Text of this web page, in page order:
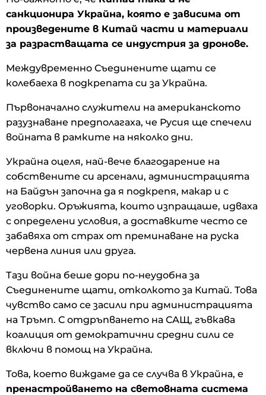
санкционира Украйна, която е зависима от
произведените в Китай части и материали
за разрастващата се индустрия за дронове.
Междувременно Съединените щати се
колебаеха в подкрепата си за Украйна.
Първоначално служители на американското
разузнаване предполагаха, че Русия ще спечели
войната в рамките на няколко дни.
Украйна оцеля, най-вече благодарение на
собствените си арсенали, администрацията
на Байдън започна да я подкрепя, макар и с
уговорки. Оръжията, които изпращаше, идваха
с определени условия, а доставките често се
забавяха от страх от преминаване на руска
червена линия или друга.
Тази война беше дори по-неудобна за
Съединените щати, отколкото за Китай. Това
чувство само се засили при администрацията
на Тръмп. С отдръпването на САЩ, гъвкава
коалиция от демократични средни сили се
включи в помощ на Украйна.
Това, което виждаме да се случва в Украйна, е
пренастройването на световната система